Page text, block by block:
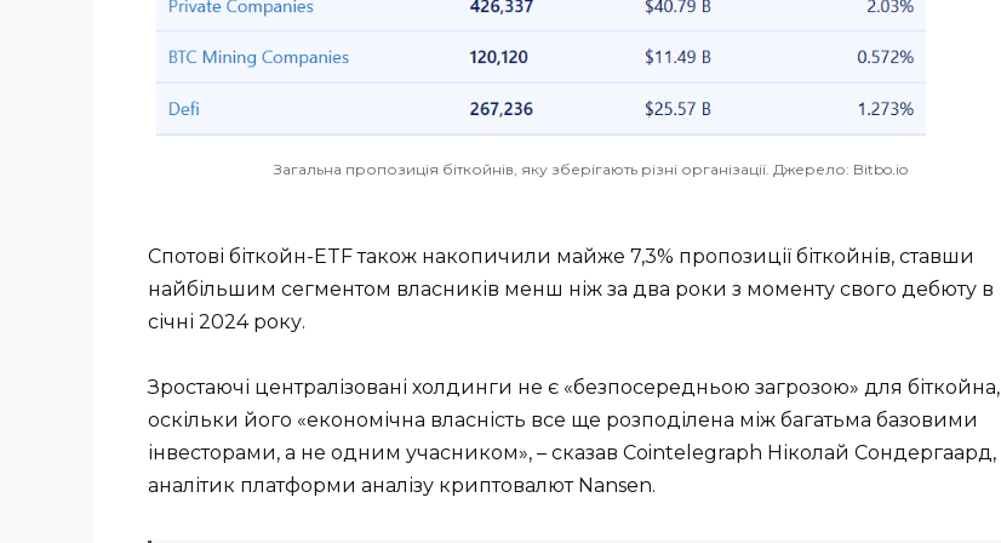
Загальна пропозиція біткойнів, яку зберігають різні організації. Джерело: Bitbo.io
Спотові біткойн-ETF також накопичили майже 7,3% пропозиції біткойнів, ставши
найбільшим сегментом власників менш ніж за два роки з моменту свого дебюту в
січні 2024 року.
Зростаючі централізовані холдинги не є «безпосередньою загрозою» для біткойна,
оскільки його «економічна власність все ще розподілена між багатьма базовими
інвесторами, а не одним учасником», – сказав Cointelegraph Ніколай Сондергаард,
аналітик платформи аналізу криптовалют Nansen.